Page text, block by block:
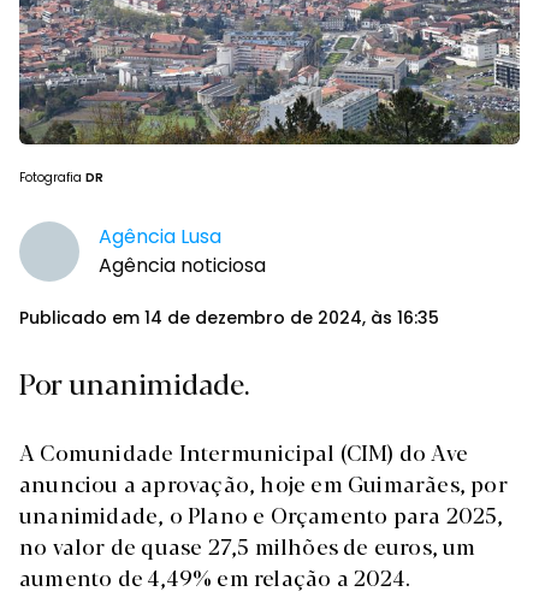
Fotografia DR
Agência Lusa
Agência noticiosa
Publicado em 14 de dezembro de 2024, às 16:35
Por unanimidade.
A Comunidade Intermunicipal (CIM) do Ave
anunciou a aprovação, hoje em Guimarães, por
unanimidade, o Plano e Orçamento para 2025,
no valor de quase 27,5 milhões de euros, um
aumento de 4,49% em relação a 2024.